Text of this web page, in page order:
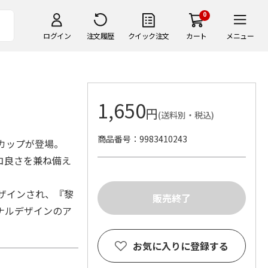
ログイン 注文履歴 クイック注文
0
カート メニュー
プが登場。
さを兼ね備え
インされ、『黎
ルデザインのア
1,650円(送料別・税込)
商品番号
9983410243
お気に入りに登録する